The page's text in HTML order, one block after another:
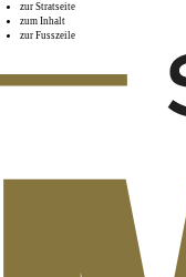
zur Stratseite
zum Inhalt
zur Fusszeile